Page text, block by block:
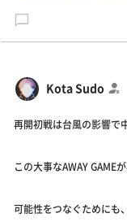
Kota Sudo
再開初戦は台風の影響で
この大事なAWAY GAME
可能性をつなぐためにも、